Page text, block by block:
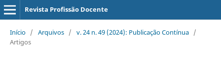
Revista Profissão Docente
Início / Arquivos / v. 24 n. 49 (2024): Publicação Contínua /
Artigos